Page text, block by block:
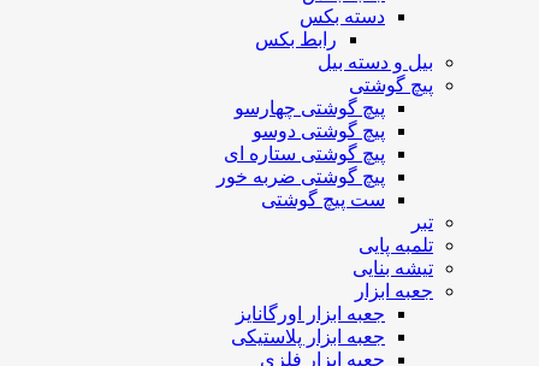
دسته بکس
رابط بکس
بیل و دسته بیل
پیچ گوشتی
پیچ گوشتی چهارسو
پیچ گوشتی دوسو
پیچ گوشتی ستاره‌ ای
پیچ گوشتی ضربه خور
ست پیچ گوشتی
تبر
تلمبه پایی
تیشه بنایی
جعبه ابزار
جعبه ابزار اورگانایز
جعبه ابزار پلاستیکی
جعبه ابزار فلزی